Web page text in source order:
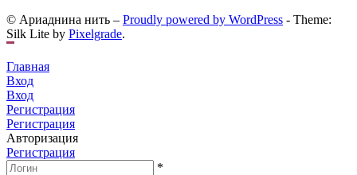
© Ариаднина нить – Proudly powered by WordPress - Theme:
Silk Lite by Pixelgrade.
Главная
Вход
Вход
Регистрация
Регистрация
Авторизация
Регистрация
*